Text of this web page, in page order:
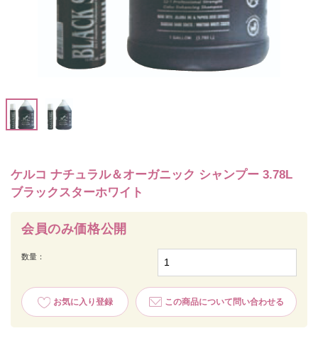
ケルコ ナチュラル＆オーガニック シャンプー 3.78L
ブラックスターホワイト
会員のみ価格公開
数量：
お気に入り登録 この商品について問い合わせる